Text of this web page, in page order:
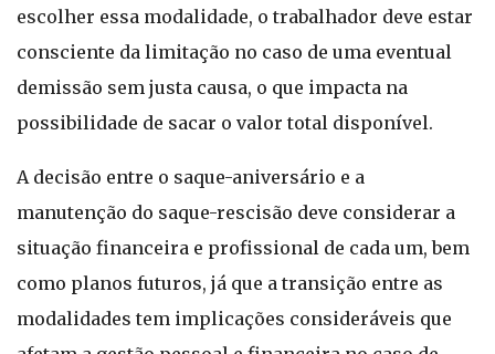
escolher essa modalidade, o trabalhador deve estar
consciente da limitação no caso de uma eventual
demissão sem justa causa, o que impacta na
possibilidade de sacar o valor total disponível.
A decisão entre o saque-aniversário e a
manutenção do saque-rescisão deve considerar a
situação financeira e profissional de cada um, bem
como planos futuros, já que a transição entre as
modalidades tem implicações consideráveis que